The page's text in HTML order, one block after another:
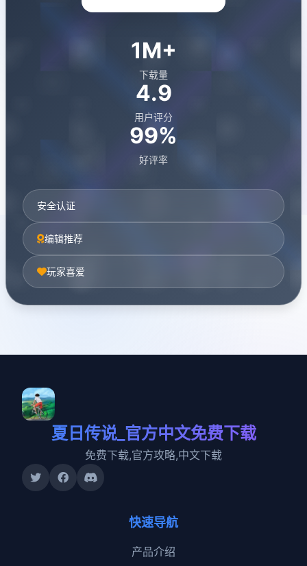
1M+
下载量
4.9
用户评分
99%
好评率
安全认证
编辑推荐
玩家喜爱
夏日传说_官方中文免费下载
免费下载,官方攻略,中文下载
快速导航
产品介绍